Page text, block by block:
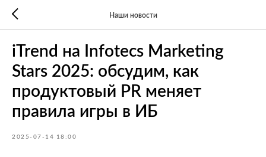
Наши новости
iTrend на Infotecs Marketing
Stars 2025: обсудим, как
продуктовый PR меняет
правила игры в ИБ
2025-07-14 18:00